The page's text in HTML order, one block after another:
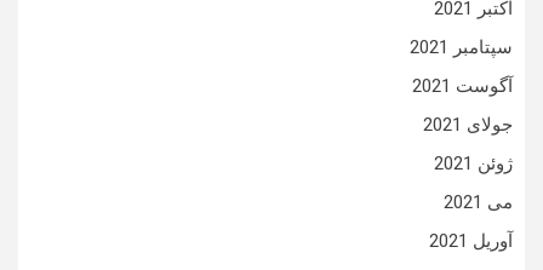
اکتبر 2021
سپتامبر 2021
آگوست 2021
جولای 2021
ژوئن 2021
می 2021
آوریل 2021